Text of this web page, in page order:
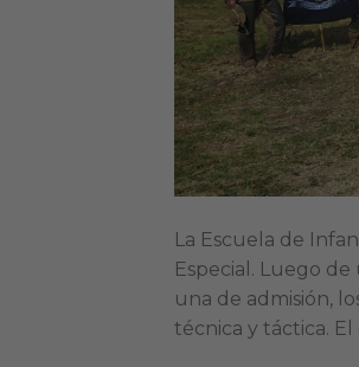
La Escuela de
Especial. Luego
una de admisión,
técnica y táctica.